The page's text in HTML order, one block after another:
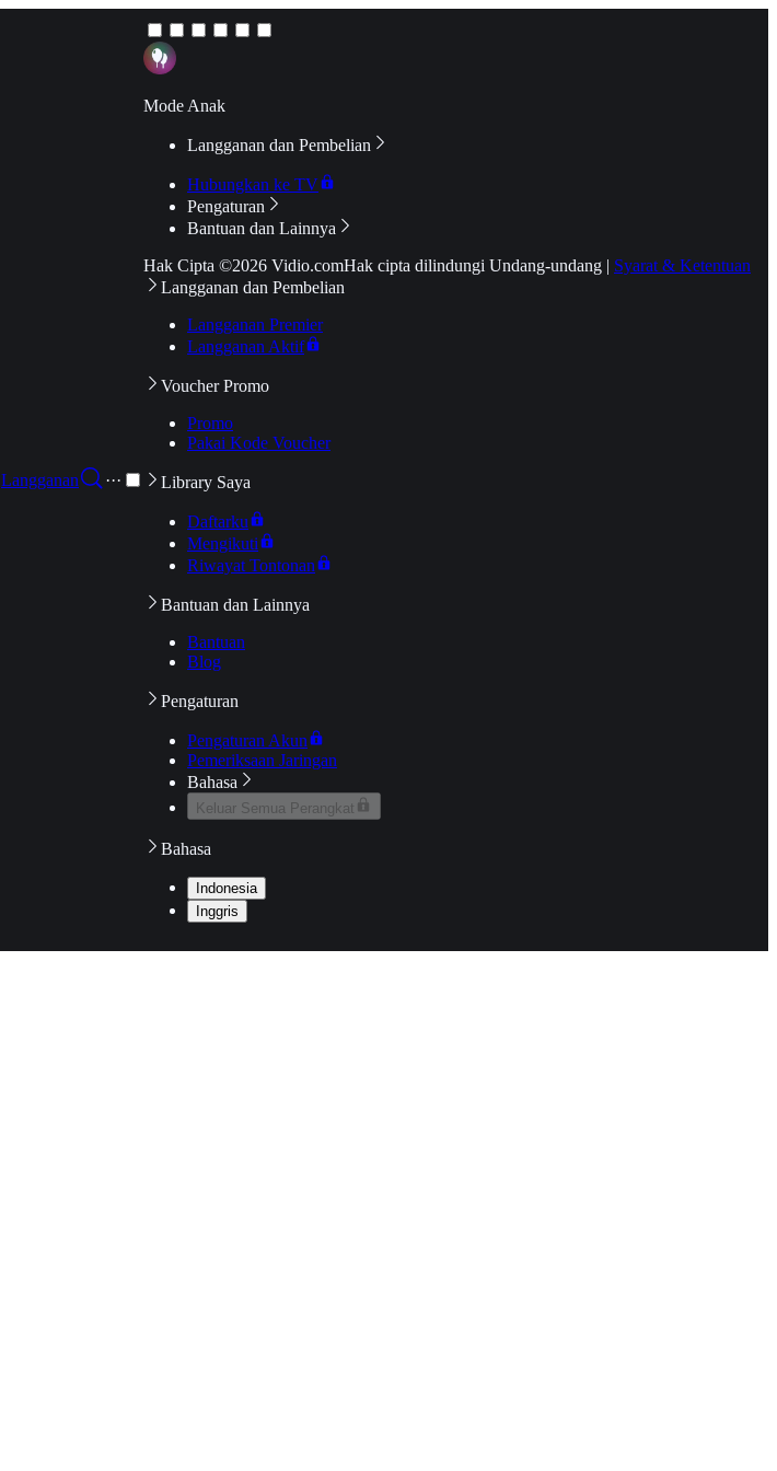
Langganan
···
Mode Anak
Langganan dan Pembelian
Hubungkan ke TV
Pengaturan
Bantuan dan Lainnya
Hak Cipta ©2026 Vidio.comHak cipta dilindungi Undang-undang | Syarat & Ketentuan
Langganan dan Pembelian
Langganan Premier
Langganan Aktif
Voucher Promo
Promo
Pakai Kode Voucher
Library Saya
Daftarku
Mengikuti
Riwayat Tontonan
Bantuan dan Lainnya
Bantuan
Blog
Pengaturan
Pengaturan Akun
Pemeriksaan Jaringan
Bahasa
Keluar Semua Perangkat
Bahasa
Indonesia
Inggris